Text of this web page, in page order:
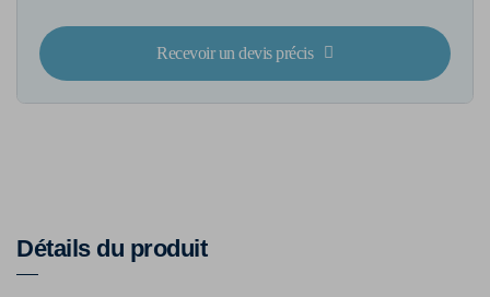
Recevoir un devis précis
Détails du produit